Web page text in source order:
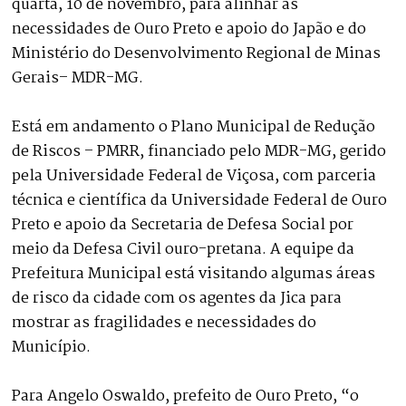
necessidades de Ouro Preto e apoio do Japão e do
Ministério do Desenvolvimento Regional de Minas
Gerais– MDR-MG.
Está em andamento o Plano Municipal de Redução
de Riscos – PMRR, financiado pelo MDR-MG, gerido
pela Universidade Federal de Viçosa, com parceria
técnica e científica da Universidade Federal de Ouro
Preto e apoio da Secretaria de Defesa Social por
meio da Defesa Civil ouro-pretana. A equipe da
Prefeitura Municipal está visitando algumas áreas
de risco da cidade com os agentes da Jica para
mostrar as fragilidades e necessidades do
Município.
Para Angelo Oswaldo, prefeito de Ouro Preto, “o